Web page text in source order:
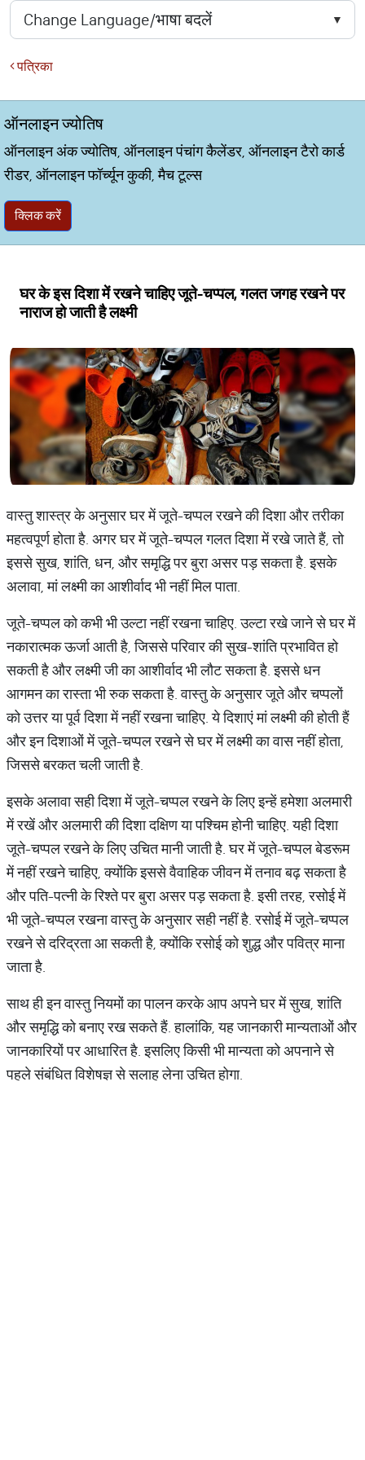
पत्रिका
ऑनलाइन ज्योतिष
ऑनलाइन अंक ज्योतिष, ऑनलाइन पंचांग कैलेंडर, ऑनलाइन टैरो कार्ड
रीडर, ऑनलाइन फॉर्च्यून कुकी, मैच टूल्स
क्लिक करें
घर के इस दिशा में रखने चाहिए जूते-चप्पल, गलत जगह रखने पर
नाराज हो जाती है लक्ष्मी
वास्तु शास्त्र के अनुसार घर में जूते-चप्पल रखने की दिशा और तरीका
महत्वपूर्ण होता है. अगर घर में जूते-चप्पल गलत दिशा में रखे जाते हैं, तो
इससे सुख, शांति, धन, और समृद्धि पर बुरा असर पड़ सकता है. इसके
अलावा, मां लक्ष्मी का आशीर्वाद भी नहीं मिल पाता.
जूते-चप्पल को कभी भी उल्टा नहीं रखना चाहिए. उल्टा रखे जाने से घर में
नकारात्मक ऊर्जा आती है, जिससे परिवार की सुख-शांति प्रभावित हो
सकती है और लक्ष्मी जी का आशीर्वाद भी लौट सकता है. इससे धन
आगमन का रास्ता भी रुक सकता है. वास्तु के अनुसार जूते और चप्पलों
को उत्तर या पूर्व दिशा में नहीं रखना चाहिए. ये दिशाएं मां लक्ष्मी की होती हैं
और इन दिशाओं में जूते-चप्पल रखने से घर में लक्ष्मी का वास नहीं होता,
जिससे बरकत चली जाती है.
इसके अलावा सही दिशा में जूते-चप्पल रखने के लिए इन्हें हमेशा अलमारी
में रखें और अलमारी की दिशा दक्षिण या पश्चिम होनी चाहिए. यही दिशा
जूते-चप्पल रखने के लिए उचित मानी जाती है. घर में जूते-चप्पल बेडरूम
में नहीं रखने चाहिए, क्योंकि इससे वैवाहिक जीवन में तनाव बढ़ सकता है
और पति-पत्नी के रिश्ते पर बुरा असर पड़ सकता है. इसी तरह, रसोई में
भी जूते-चप्पल रखना वास्तु के अनुसार सही नहीं है. रसोई में जूते-चप्पल
रखने से दरिद्रता आ सकती है, क्योंकि रसोई को शुद्ध और पवित्र माना
जाता है.
साथ ही इन वास्तु नियमों का पालन करके आप अपने घर में सुख, शांति
और समृद्धि को बनाए रख सकते हैं. हालांकि, यह जानकारी मान्यताओं और
जानकारियों पर आधारित है. इसलिए किसी भी मान्यता को अपनाने से
पहले संबंधित विशेषज्ञ से सलाह लेना उचित होगा.